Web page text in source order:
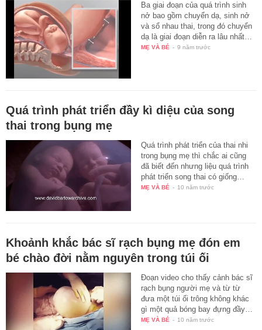
Ba giai đoạn của quá trình sinh
nở bao gồm chuyển dạ, sinh nở
và sổ nhau thai, trong đó chuyển
dạ là giai đoạn diễn ra lâu nhất…
MẸ VÀ BÉ - 9 năm trước
Quá trình phát triển đầy kì diệu của song
thai trong bụng mẹ
Quá trình phát triển của thai nhi
trong bụng mẹ thì chắc ai cũng
đã biết đến nhưng liệu quá trình
phát triển song thai có giống…
MẸ VÀ BÉ - 10 năm trước
Khoảnh khắc bác sĩ rạch bụng mẹ đón em
bé chào đời nằm nguyên trong túi ối
Đoạn video cho thấy cảnh bác sĩ
rạch bụng người mẹ và từ từ
đưa một túi ối trông không khác
gì một quả bóng bay đựng đầy…
MẸ VÀ BÉ - 10 năm trước